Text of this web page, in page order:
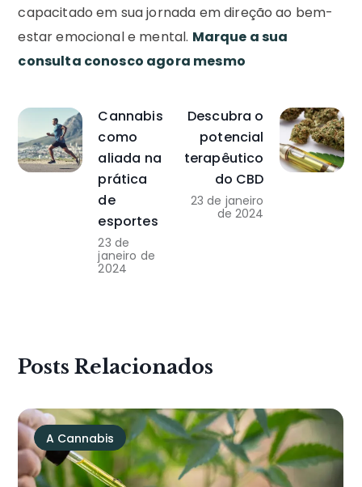
capacitado em sua jornada em direção ao bem-
estar emocional e mental. Marque a sua
consulta conosco agora mesmo
Cannabis
como
aliada na
prática
de
esportes
23 de
janeiro de
2024
Descubra o
potencial
terapêutico
do CBD
23 de janeiro
de 2024
Posts Relacionados
A Cannabis